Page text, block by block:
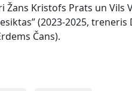
Žans Kristofs Prats un Vils
(2023-2025, treneris
Čans).